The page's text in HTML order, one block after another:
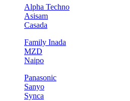
Alpha Techno
Asisam
Casada
Family Inada
MZD
Naipo
Panasonic
Sanyo
Synca